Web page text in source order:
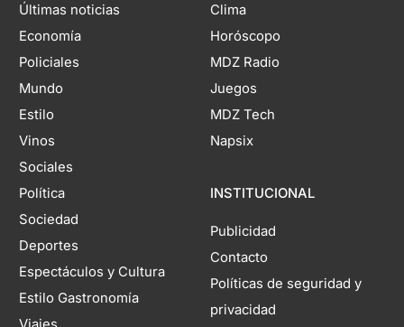
Últimas noticias
Economía
Policiales
Mundo
Estilo
Vinos
Sociales
Política
Sociedad
Deportes
Espectáculos y Cultura
Estilo Gastronomía
Clima
Horóscopo
MDZ Radio
Juegos
MDZ Tech
Napsix
INSTITUCIONAL
Publicidad
Contacto
Políticas de seguridad y
privacidad